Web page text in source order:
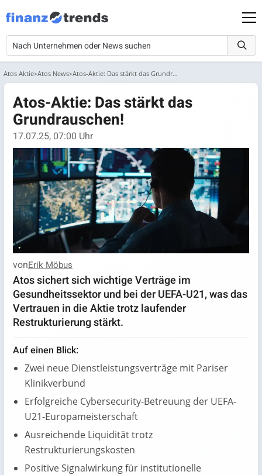
Atos Aktie Atos News Atos-Aktie: Das stärkt das Grundrauschen!
Atos-Aktie: Das stärkt das
Grundrauschen!
17.07.25, 07:00 Uhr
vonErik Möbus
Atos sichert sich wichtige Verträge im
Gesundheitssektor und bei der UEFA-U21, was das
Vertrauen in die Aktie trotz laufender
Restrukturierung stärkt.
Auf einen Blick:
Zwei neue Dienstleistungsverträge mit Pariser
Klinikverbund
Erfolgreiche Cybersecurity-Betreuung der UEFA-
U21-Europameisterschaft
Ausreichende Liquidität trotz
Restrukturierungskosten
Positive Signalwirkung für institutionelle